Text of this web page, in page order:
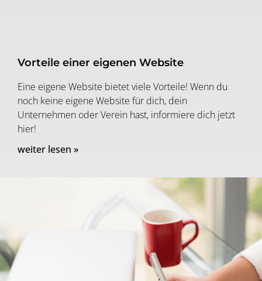
Vorteile einer eigenen Website
Eine eigene Website bietet viele Vorteile! Wenn du
noch keine eigene Website für dich, dein
Unternehmen oder Verein hast, informiere dich jetzt
hier!
weiter lesen »